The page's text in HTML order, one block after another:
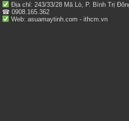
Địa chỉ: 243/33/28 Mã Lò, P. Bình Trị
☎ 0908.165.362
Web: asuamaytinh.com - ithcm.vn